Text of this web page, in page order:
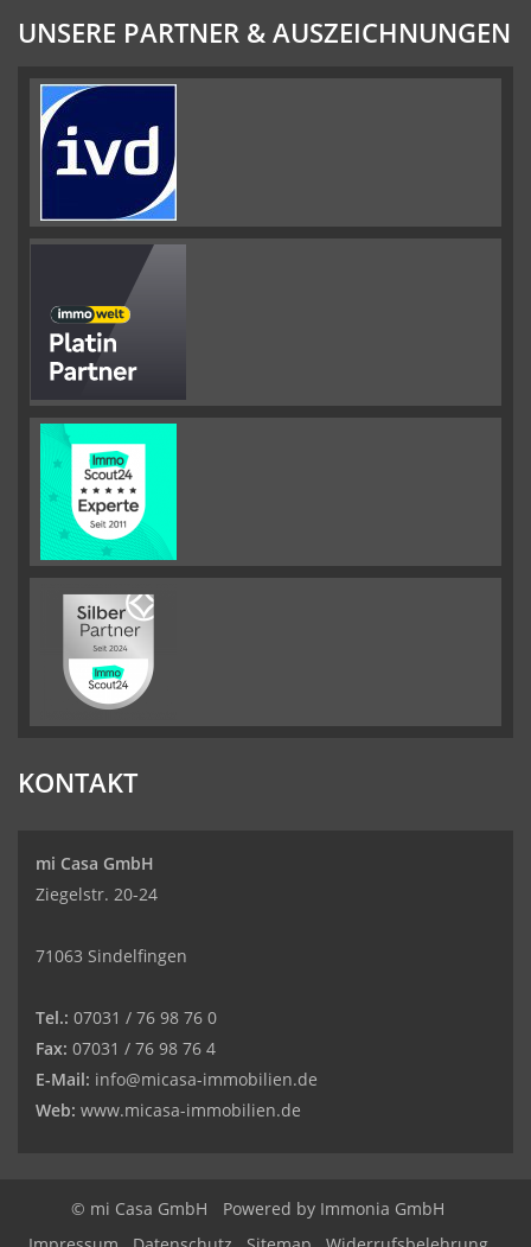
UNSERE PARTNER & AUSZEICHNUNGEN
KONTAKT
mi Casa GmbH
Ziegelstr. 20-24
71063 Sindelfingen
Tel.: 07031 / 76 98 76 0
Fax: 07031 / 76 98 76 4
E-Mail: info@micasa-immobilien.de
Web: www.micasa-immobilien.de
© mi Casa GmbH Powered by Immonia GmbH